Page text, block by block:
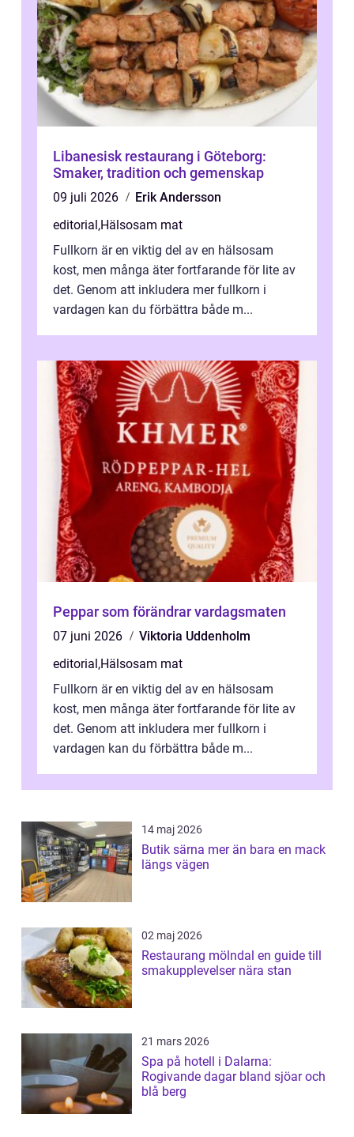
Libanesisk restaurang i Göteborg:
Smaker, tradition och gemenskap
09 juli 2026
Erik Andersson
editorial,Hälsosam mat
Fullkorn är en viktig del av en hälsosam
kost, men många äter fortfarande för lite av
det. Genom att inkludera mer fullkorn i
vardagen kan du förbättra både m...
Peppar som förändrar vardagsmaten
07 juni 2026
Viktoria Uddenholm
editorial,Hälsosam mat
Fullkorn är en viktig del av en hälsosam
kost, men många äter fortfarande för lite av
det. Genom att inkludera mer fullkorn i
vardagen kan du förbättra både m...
14 maj 2026
Butik särna mer än bara en mack
längs vägen
02 maj 2026
Restaurang mölndal en guide till
smakupplevelser nära stan
21 mars 2026
Spa på hotell i Dalarna:
Rogivande dagar bland sjöar och
blå berg